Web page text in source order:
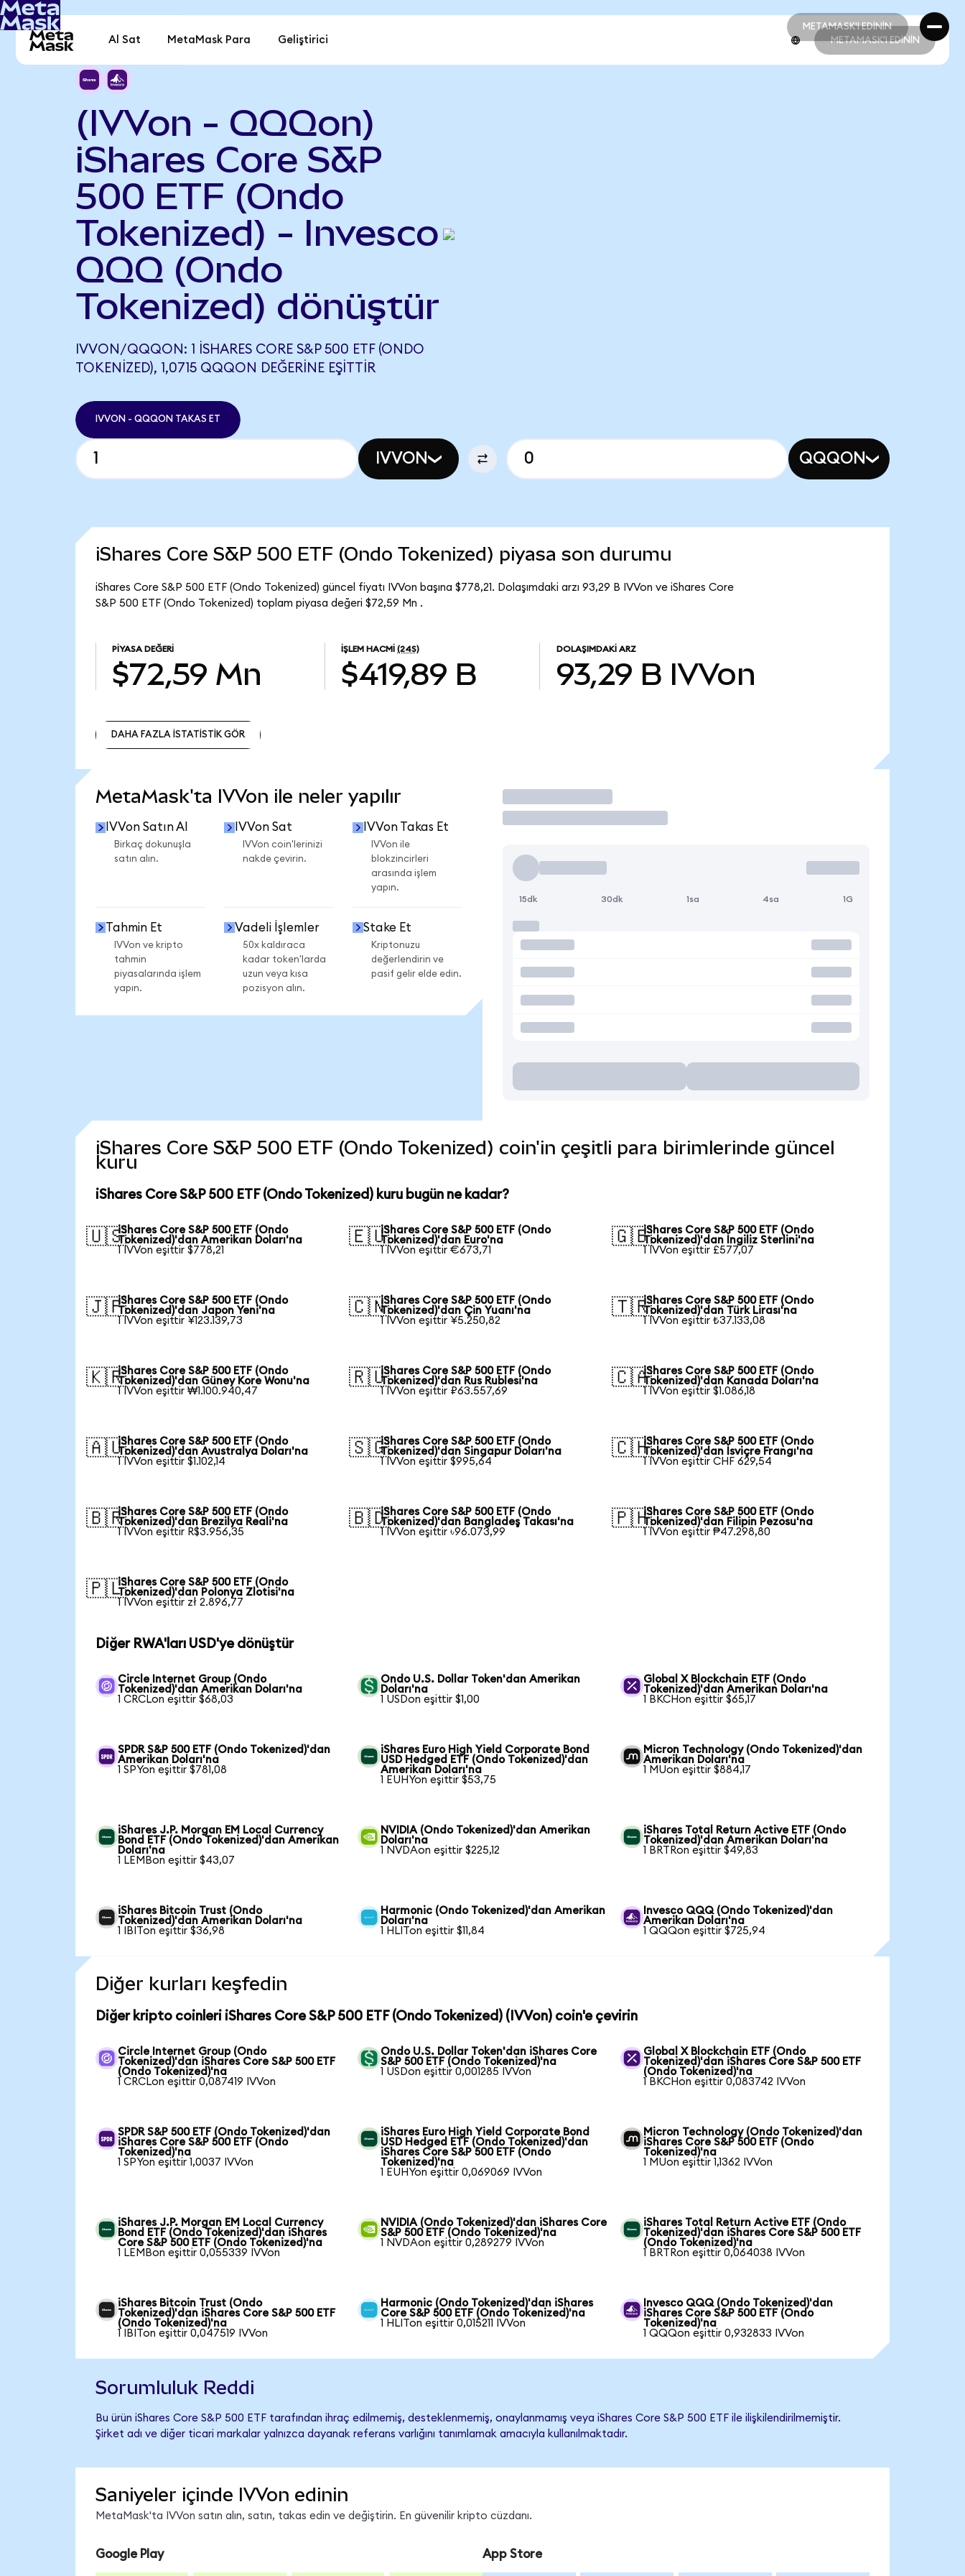
METAMASK'I EDİNİN
METAMASK'I EDİNİN
Al Sat MetaMask Para Geliştirici METAMASK'I EDİNİN
(IVVon - QQQon)
iShares Core S&P
500 ETF (Ondo
Tokenized) - Invesco
QQQ (Ondo
Tokenized) dönüştür
IVVON/QQQON: 1 ISHARES CORE S&P 500 ETF (ONDO
TOKENIZED), 1,0715 QQQON DEĞERINE EŞITTIR
IVVON - QQQON TAKAS ET
IVVON QQQON
iShares Core S&P 500 ETF (Ondo Tokenized) piyasa son durumu
iShares Core S&P 500 ETF (Ondo Tokenized) güncel fiyatı IVVon başına $778,21. Dolaşımdaki arzı 93,29 B IVVon ve iShares Core
S&P 500 ETF (Ondo Tokenized) toplam piyasa değeri $72,59 Mn .
PIYASA DEĞERI
$72,59 Mn
İŞLEM HACMI (24S)
$419,89 B
DOLAŞIMDAKI ARZ
93,29 B IVVon
DAHA FAZLA İSTATİSTİK GÖR
MetaMask'ta IVVon ile neler yapılır
IVVon Satın Al
Birkaç dokunuşla
satın alın.
IVVon Sat
IVVon coin'lerinizi
nakde çevirin.
IVVon Takas Et
IVVon ile
blokzincirleri
arasında işlem
yapın.
Tahmin Et
IVVon ve kripto
tahmin
piyasalarında işlem
yapın.
Vadeli İşlemler
50x kaldıraca
kadar token'larda
uzun veya kısa
pozisyon alın.
Stake Et
Kriptonuzu
değerlendirin ve
pasif gelir elde edin.
İşlem Yap
15dk 30dk 1sa 4sa 1G
iShares Core S&P 500 ETF (Ondo Tokenized) coin'in çeşitli para birimlerinde güncel
kuru
iShares Core S&P 500 ETF (Ondo Tokenized) kuru bugün ne kadar?
🇺🇸iShares Core S&P 500 ETF (Ondo
Tokenized)'dan Amerikan Doları'na
1 IVVon eşittir $778,21
🇪🇺iShares Core S&P 500 ETF (Ondo
Tokenized)'dan Euro'na
1 IVVon eşittir €673,71
🇬🇧iShares Core S&P 500 ETF (Ondo
Tokenized)'dan İngiliz Sterlini'na
1 IVVon eşittir £577,07
🇯🇵iShares Core S&P 500 ETF (Ondo
Tokenized)'dan Japon Yeni'na
1 IVVon eşittir ¥123.139,73
🇨🇳iShares Core S&P 500 ETF (Ondo
Tokenized)'dan Çin Yuanı'na
1 IVVon eşittir ¥5.250,82
🇹🇷iShares Core S&P 500 ETF (Ondo
Tokenized)'dan Türk Lirası'na
1 IVVon eşittir ₺37.133,08
🇰🇷iShares Core S&P 500 ETF (Ondo
Tokenized)'dan Güney Kore Wonu'na
1 IVVon eşittir ₩1.100.940,47
🇷🇺iShares Core S&P 500 ETF (Ondo
Tokenized)'dan Rus Rublesi'na
1 IVVon eşittir ₽63.557,69
🇨🇦iShares Core S&P 500 ETF (Ondo
Tokenized)'dan Kanada Doları'na
1 IVVon eşittir $1.086,18
🇦🇺iShares Core S&P 500 ETF (Ondo
Tokenized)'dan Avustralya Doları'na
1 IVVon eşittir $1.102,14
🇸🇬iShares Core S&P 500 ETF (Ondo
Tokenized)'dan Singapur Doları'na
1 IVVon eşittir $995,64
🇨🇭iShares Core S&P 500 ETF (Ondo
Tokenized)'dan İsviçre Frangı'na
1 IVVon eşittir CHF 629,54
🇧🇷iShares Core S&P 500 ETF (Ondo
Tokenized)'dan Brezilya Reali'na
1 IVVon eşittir R$3.956,35
🇧🇩iShares Core S&P 500 ETF (Ondo
Tokenized)'dan Bangladeş Takası'na
1 IVVon eşittir ৳96.073,99
🇵🇭iShares Core S&P 500 ETF (Ondo
Tokenized)'dan Filipin Pezosu'na
1 IVVon eşittir ₱47.298,80
🇵🇱iShares Core S&P 500 ETF (Ondo
Tokenized)'dan Polonya Zlotisi'na
1 IVVon eşittir zł 2.896,77
Diğer RWA'ları USD'ye dönüştür
Circle Internet Group (Ondo
Tokenized)'dan Amerikan Doları'na
1 CRCLon eşittir $68,03
Ondo U.S. Dollar Token'dan Amerikan
Doları'na
1 USDon eşittir $1,00
Global X Blockchain ETF (Ondo
Tokenized)'dan Amerikan Doları'na
1 BKCHon eşittir $65,17
SPDR S&P 500 ETF (Ondo Tokenized)'dan
Amerikan Doları'na
1 SPYon eşittir $781,08
iShares Euro High Yield Corporate Bond
USD Hedged ETF (Ondo Tokenized)'dan
Amerikan Doları'na
1 EUHYon eşittir $53,75
Micron Technology (Ondo Tokenized)'dan
Amerikan Doları'na
1 MUon eşittir $884,17
iShares J.P. Morgan EM Local Currency
Bond ETF (Ondo Tokenized)'dan Amerikan
Doları'na
1 LEMBon eşittir $43,07
NVIDIA (Ondo Tokenized)'dan Amerikan
Doları'na
1 NVDAon eşittir $225,12
iShares Total Return Active ETF (Ondo
Tokenized)'dan Amerikan Doları'na
1 BRTRon eşittir $49,83
iShares Bitcoin Trust (Ondo
Tokenized)'dan Amerikan Doları'na
1 IBITon eşittir $36,98
Harmonic (Ondo Tokenized)'dan Amerikan
Doları'na
1 HLITon eşittir $11,84
Invesco QQQ (Ondo Tokenized)'dan
Amerikan Doları'na
1 QQQon eşittir $725,94
Diğer kurları keşfedin
Diğer kripto coinleri iShares Core S&P 500 ETF (Ondo Tokenized) (IVVon) coin'e çevirin
Circle Internet Group (Ondo
Tokenized)'dan iShares Core S&P 500 ETF
(Ondo Tokenized)'na
1 CRCLon eşittir 0,087419 IVVon
Ondo U.S. Dollar Token'dan iShares Core
S&P 500 ETF (Ondo Tokenized)'na
1 USDon eşittir 0,001285 IVVon
Global X Blockchain ETF (Ondo
Tokenized)'dan iShares Core S&P 500 ETF
(Ondo Tokenized)'na
1 BKCHon eşittir 0,083742 IVVon
SPDR S&P 500 ETF (Ondo Tokenized)'dan
iShares Core S&P 500 ETF (Ondo
Tokenized)'na
1 SPYon eşittir 1,0037 IVVon
iShares Euro High Yield Corporate Bond
USD Hedged ETF (Ondo Tokenized)'dan
iShares Core S&P 500 ETF (Ondo
Tokenized)'na
1 EUHYon eşittir 0,069069 IVVon
Micron Technology (Ondo Tokenized)'dan
iShares Core S&P 500 ETF (Ondo
Tokenized)'na
1 MUon eşittir 1,1362 IVVon
iShares J.P. Morgan EM Local Currency
Bond ETF (Ondo Tokenized)'dan iShares
Core S&P 500 ETF (Ondo Tokenized)'na
1 LEMBon eşittir 0,055339 IVVon
NVIDIA (Ondo Tokenized)'dan iShares Core
S&P 500 ETF (Ondo Tokenized)'na
1 NVDAon eşittir 0,289279 IVVon
iShares Total Return Active ETF (Ondo
Tokenized)'dan iShares Core S&P 500 ETF
(Ondo Tokenized)'na
1 BRTRon eşittir 0,064038 IVVon
iShares Bitcoin Trust (Ondo
Tokenized)'dan iShares Core S&P 500 ETF
(Ondo Tokenized)'na
1 IBITon eşittir 0,047519 IVVon
Harmonic (Ondo Tokenized)'dan iShares
Core S&P 500 ETF (Ondo Tokenized)'na
1 HLITon eşittir 0,015211 IVVon
Invesco QQQ (Ondo Tokenized)'dan
iShares Core S&P 500 ETF (Ondo
Tokenized)'na
1 QQQon eşittir 0,932833 IVVon
Sorumluluk Reddi
Bu ürün iShares Core S&P 500 ETF tarafından ihraç edilmemiş, desteklenmemiş, onaylanmamış veya iShares Core S&P 500 ETF ile ilişkilendirilmemiştir.
Şirket adı ve diğer ticari markalar yalnızca dayanak referans varlığını tanımlamak amacıyla kullanılmaktadır.
Saniyeler içinde IVVon edinin
MetaMask'ta IVVon satın alın, satın, takas edin ve değiştirin. En güvenilir kripto cüzdanı.
Google Play App Store